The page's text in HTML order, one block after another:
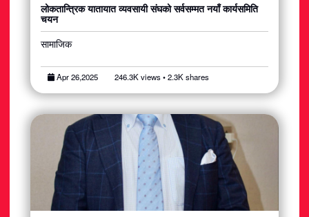
लोकतान्त्रिक यातायात व्यवसायी संघको सर्वसम्मत नयाँ कार्यसमिति
चयन
सामाजिक
Apr 26,2025 246.3K views • 2.3K shares